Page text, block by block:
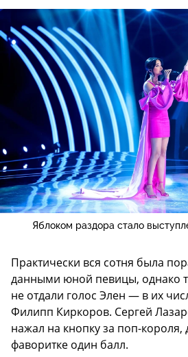
Яблоком раздора стало
Практически вся сотня была
данными юной певицы, однако
не отдали голос Элен — в их
Филипп Киркоров. Сергей
нажал на кнопку за поп-короля,
фаворитке один балл.